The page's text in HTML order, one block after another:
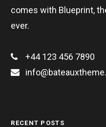
comes with Blueprint,
ever.
+44 123 456 7890
RECENT POSTS